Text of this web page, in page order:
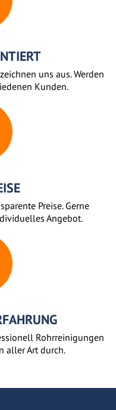
uns aus. Werden
Kunden.
Preise. Gerne
Angebot.
Rohrreinigungen
aller Art durch.